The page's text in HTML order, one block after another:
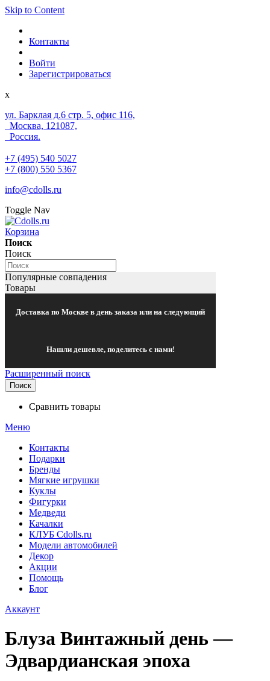
Skip to Content
Контакты
Войти
Зарегистрироваться
x
ул. Барклая д.6 стр. 5, офис 116,
Москва, 121087,
Россия.
+7 (495) 540 5027
+7 (800) 550 5367
info@cdolls.ru
Toggle Nav
Корзина
Поиск
Поиск
Популярные совпадения
Товары
Доставка по Москве в день заказа или на следующий
Нашли дешевле, поделитесь с нами!
Расширенный поиск
Поиск
Сравнить товары
Меню
Контакты
Подарки
Бренды
Мягкие игрушки
Куклы
Фигурки
Медведи
Качалки
КЛУБ Cdolls.ru
Модели автомобилей
Декор
Акции
Помощь
Блог
Аккаунт
Блуза Винтажный день —
Эдвардианская эпоха